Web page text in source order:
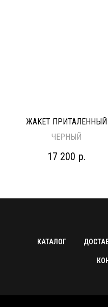
ЖАКЕТ ПРИТАЛЕННЫЙ
ЧЕРНЫЙ
17 200 р.
КАТАЛОГ